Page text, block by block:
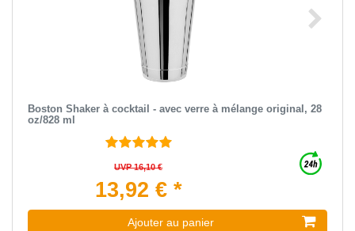
Boston Shaker à cocktail - avec verre à mélange original, 28
oz/828 ml
UVP 16,10 €
13,92 € *
Ajouter au panier